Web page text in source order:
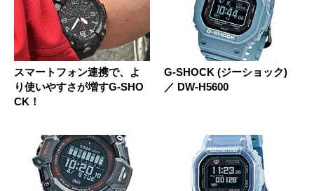
スマートフォン連携で、よ
り使いやすさが増すG-SHO
CK！
G-SHOCK (ジーショック)
／ DW-H5600